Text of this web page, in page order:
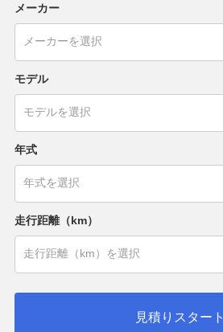
メーカー
モデル
年式
走行距離（km）
見積りスタート